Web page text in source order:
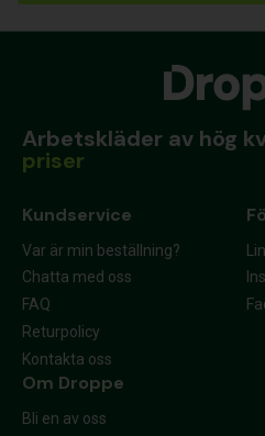
Arbetskläder av hög
priser
Kundservice​
Var är min beställning?
Chatta med oss
FAQ
Returpolicy
Kontakta oss
Om Droppe​
Bli en av oss